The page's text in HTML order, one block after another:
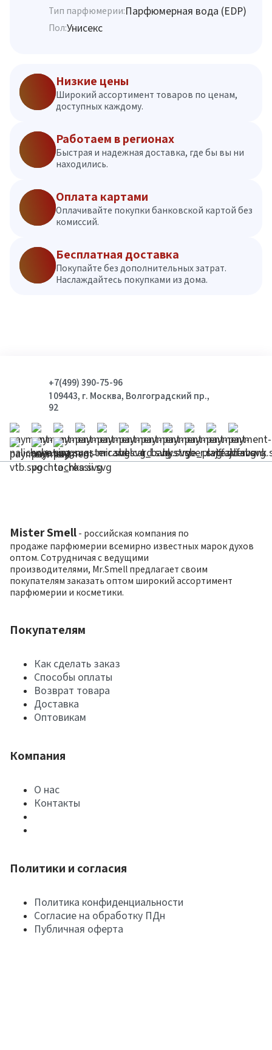
Тип парфюмерии:Парфюмерная вода (EDP)
Пол:Унисекс
Низкие цены
Широкий ассортимент товаров по ценам,
доступных каждому.
Работаем в регионах
Быстрая и надежная доставка, где бы вы ни
находились.
Оплата картами
Оплачивайте покупки банковской картой без
комиссий.
Бесплатная доставка
Покупайте без дополнительных затрат.
Наслаждайтесь покупками из дома.
+7(499) 390-75-96
109443, г. Москва, Волгоградский пр.,
92
Mister Smell - российская компания по
продаже парфюмерии всемирно известных марок духов
оптом. Сотрудничая с ведущими
производителями, Mr.Smell предлагает своим
покупателям заказать оптом широкий ассортимент
парфюмерии и косметики.
Покупателям
Как сделать заказ
Способы оплаты
Возврат товара
Доставка
Оптовикам
Компания
О нас
Контакты
Политики и согласия
Политика конфиденциальности
Согласие на обработку ПДн
Публичная оферта